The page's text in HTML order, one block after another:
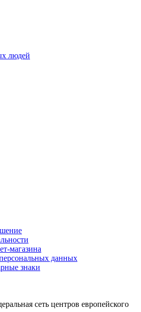
людей
магазина
данных
знаки
сеть центров европейского